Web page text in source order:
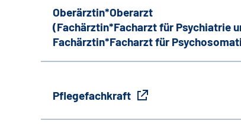
Oberärztin*Oberarzt
(Fachärztin*Facharzt für Psychiatrie
Fachärztin*Facharzt für
Pflegefachkraft